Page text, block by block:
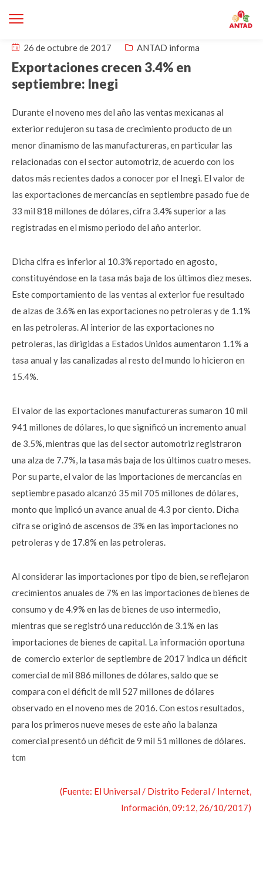
26 de octubre de 2017 ANTAD informa
Exportaciones crecen 3.4% en
septiembre: Inegi
Durante el noveno mes del año las ventas mexicanas al
exterior redujeron su tasa de crecimiento producto de un
menor dinamismo de las manufactureras, en particular las
relacionadas con el sector automotriz, de acuerdo con los
datos más recientes dados a conocer por el Inegi. El valor de
las exportaciones de mercancías en septiembre pasado fue de
33 mil 818 millones de dólares, cifra 3.4% superior a las
registradas en el mismo periodo del año anterior.
Dicha cifra es inferior al 10.3% reportado en agosto,
constituyéndose en la tasa más baja de los últimos diez meses.
Este comportamiento de las ventas al exterior fue resultado
de alzas de 3.6% en las exportaciones no petroleras y de 1.1%
en las petroleras. Al interior de las exportaciones no
petroleras, las dirigidas a Estados Unidos aumentaron 1.1% a
tasa anual y las canalizadas al resto del mundo lo hicieron en
15.4%.
El valor de las exportaciones manufactureras sumaron 10 mil
941 millones de dólares, lo que significó un incremento anual
de 3.5%, mientras que las del sector automotriz registraron
una alza de 7.7%, la tasa más baja de los últimos cuatro meses.
Por su parte, el valor de las importaciones de mercancías en
septiembre pasado alcanzó 35 mil 705 millones de dólares,
monto que implicó un avance anual de 4.3 por ciento. Dicha
cifra se originó de ascensos de 3% en las importaciones no
petroleras y de 17.8% en las petroleras.
Al considerar las importaciones por tipo de bien, se reflejaron
crecimientos anuales de 7% en las importaciones de bienes de
consumo y de 4.9% en las de bienes de uso intermedio,
mientras que se registró una reducción de 3.1% en las
importaciones de bienes de capital. La información oportuna
de comercio exterior de septiembre de 2017 indica un déficit
comercial de mil 886 millones de dólares, saldo que se
compara con el déficit de mil 527 millones de dólares
observado en el noveno mes de 2016. Con estos resultados,
para los primeros nueve meses de este año la balanza
comercial presentó un déficit de 9 mil 51 millones de dólares.
tcm
(Fuente: El Universal / Distrito Federal / Internet,
Información, 09:12, 26/10/2017)